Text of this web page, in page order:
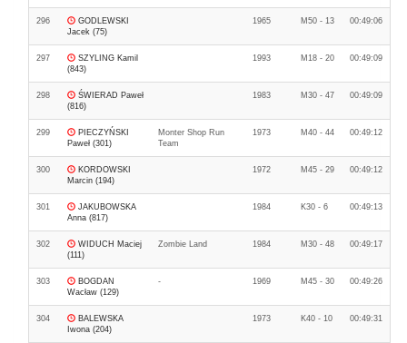
296
GODLEWSKI
Jacek (75)
1965 M50 - 13 00:49:06
297
SZYLING Kamil
(843)
1993 M18 - 20 00:49:09
298
ŚWIERAD Paweł
(816)
1983 M30 - 47 00:49:09
299
PIECZYŃSKI
Paweł (301)
Monter Shop Run
Team
1973 M40 - 44 00:49:12
300
KORDOWSKI
Marcin (194)
1972 M45 - 29 00:49:12
301
JAKUBOWSKA
Anna (817)
1984 K30 - 6 00:49:13
302
WIDUCH Maciej
(111)
Zombie Land 1984 M30 - 48 00:49:17
303
BOGDAN
Wacław (129)
- 1969 M45 - 30 00:49:26
304
BALEWSKA
Iwona (204)
1973 K40 - 10 00:49:31